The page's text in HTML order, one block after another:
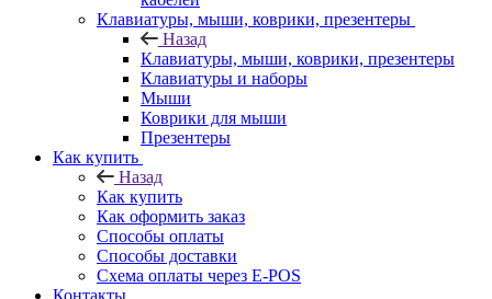
Клавиатуры, мыши, коврики, презентеры
Назад
Клавиатуры, мыши, коврики, презентеры
Клавиатуры и наборы
Мыши
Коврики для мыши
Презентеры
Как купить
Назад
Как купить
Как оформить заказ
Способы оплаты
Способы доставки
Схема оплаты через E-POS
Контакты